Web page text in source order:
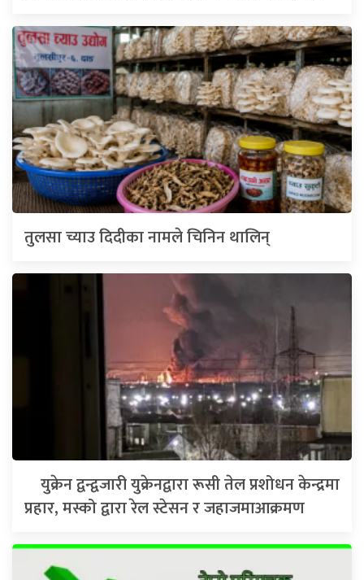
तुलसा च्याउ दिदीका नामले चिनिन थालिन्
युक्रेन द्वन्द्वजारी युक्रेनद्वारा रूसी तेल प्रशोधन केन्द्रमा
प्रहार, मस्को द्वारा रेल स्टेसन र जहाजमाआक्रमण